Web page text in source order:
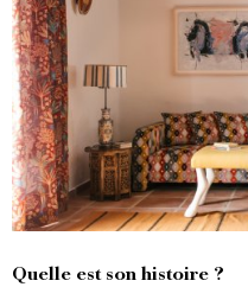
Quelle est son histoire ?